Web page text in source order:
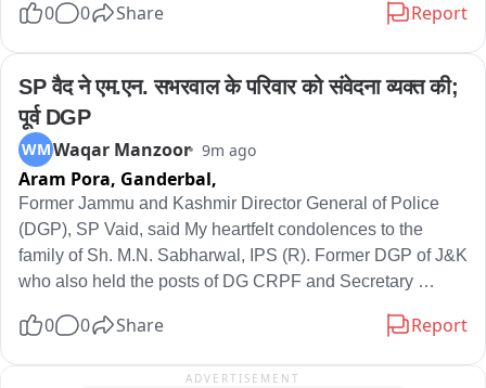
महीने पहले ही पुल का निर्माण हुआ था। दोनों तरफ का एप्रोच पथ ध्वस्त हो
से दियारे इलाके में जनजीवन अस्त व्यस्त हो गया। बड़हरवा मदारपुर चौमुखा
गांव में बाढ़ का पानी घुस गया है जिससे ग्रामीण परेशान हैं। मुखिया मुकेंद्र
यादव ने जिला प्रशासन से मांग किया है कि क्षतिग्रस्त सड़क को अविलंब
मरम्मत किया जाय ताकि लोगों का आवागमन बहाल हो सके।
0 0 Share Report
SP वैद ने एम.एन. सभरवाल के परिवार को संवेदना व्यक्त की;
पूर्व DGP
WMWaqar Manzoor 9m ago
Aram Pora, Ganderbal,
Former Jammu and Kashmir Director General of Police
(DGP), SP Vaid, said My heartfelt condolences to the
family of Sh. M.N. Sabharwal, IPS (R). Former DGP of J&K
who also held the posts of DG CRPF and Secretary
0 0 Share Report
ADVERTISEMENT